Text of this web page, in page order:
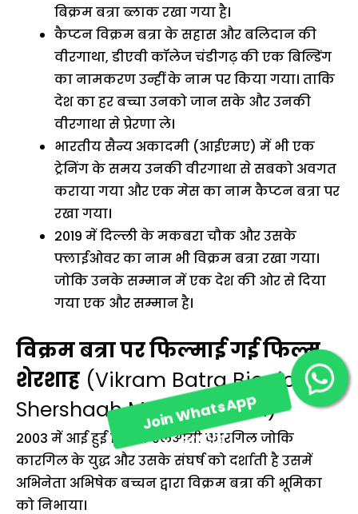
बिक्रम बत्रा ब्लाक रखा गया है।
कैप्टन विक्रम बत्रा के सहास और बलिदान की
वीरगाथा, डीएवी कॉलेज चंडीगढ़ की एक बिल्डिंग
का नामकरण उन्हीं के नाम पर किया गया। ताकि
देश का हर बच्चा उनको जान सके और उनकी
वीरगाथा से प्रेरणा ले।
भारतीय सैन्य अकादमी (आईएमए) में भी एक
ट्रेनिंग के समय उनकी वीरगाथा से सबको अवगत
कराया गया और एक मेस का नाम कैप्टन बत्रा पर
रखा गया।
2019 में दिल्ली के मकबरा चौक और उसके
फ्लाईओवर का नाम भी विक्रम बत्रा रखा गया।
जोकि उनके सम्मान में एक देश की ओर से दिया
गया एक और सम्मान है।
विक्रम बत्रा पर फिल्माई गई फिल्म
शेरशाह (Vikram Batra Biopic
Shershaah Movie in Hindi)
2003 में आई हुई फिल्म एलओसी कारगिल जोकि
कारगिल के युद्ध और उसके संघर्ष को दर्शाती है उसमें
अभिनेता अभिषेक बच्चन द्वारा विक्रम बत्रा की भूमिका
को निभाया।
Join WhatsApp
Group!